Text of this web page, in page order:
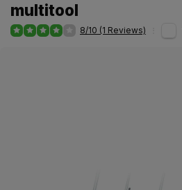
multitool
8/10 (1 Reviews)